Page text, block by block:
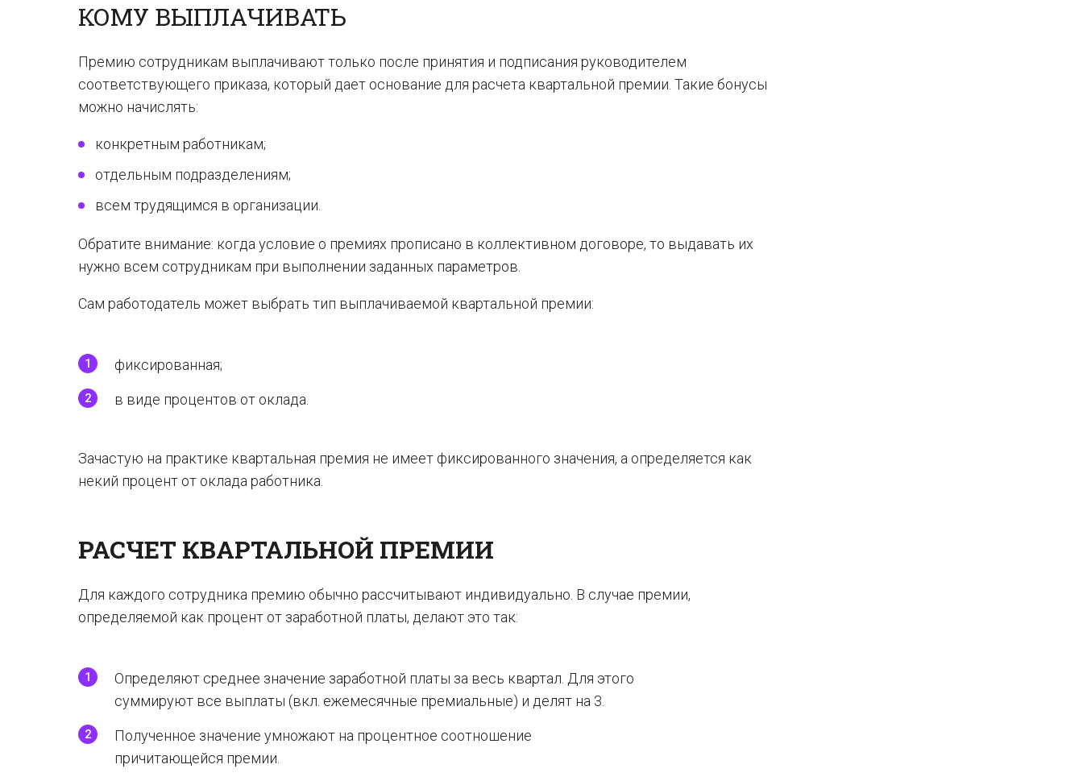
КОМУ ВЫПЛАЧИВАТЬ
Премию сотрудникам выплачивают только после принятия и подписания руководителем
соответствующего приказа, который дает основание для расчета квартальной премии. Такие бонусы
можно начислять:
конкретным работникам;
отдельным подразделениям;
всем трудящимся в организации.
Обратите внимание: когда условие о премиях прописано в коллективном договоре, то выдавать их
нужно всем сотрудникам при выполнении заданных параметров.
Сам работодатель может выбрать тип выплачиваемой квартальной премии:
фиксированная;
в виде процентов от оклада.
Зачастую на практике квартальная премия не имеет фиксированного значения, а определяется как
некий процент от оклада работника.
РАСЧЕТ КВАРТАЛЬНОЙ ПРЕМИИ
Для каждого сотрудника премию обычно рассчитывают индивидуально. В случае премии,
определяемой как процент от заработной платы, делают это так:
Определяют среднее значение заработной платы за весь квартал. Для этого
суммируют все выплаты (вкл. ежемесячные премиальные) и делят на 3.
Полученное значение умножают на процентное соотношение
причитающейся премии.